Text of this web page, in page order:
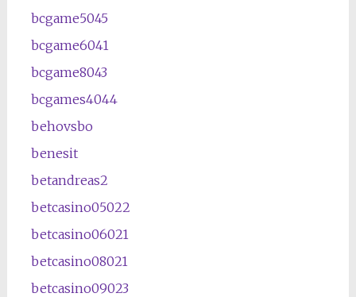
bcgame5045
bcgame6041
bcgame8043
bcgames4044
behovsbo
benesit
betandreas2
betcasino05022
betcasino06021
betcasino08021
betcasino09023